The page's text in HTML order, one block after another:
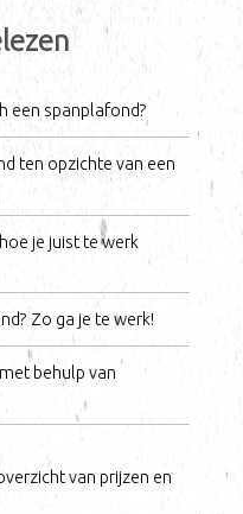
een spanplafond?
ten opzichte van een
je juist te werk
Zo ga je te werk!
behulp van
van prijzen en